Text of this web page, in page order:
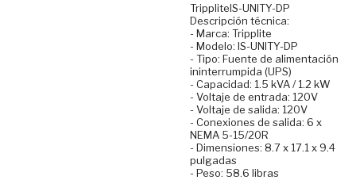
TrippliteIS-UNITY-DP
Descripción técnica:
- Marca: Tripplite
- Modelo: IS-UNITY-DP
- Tipo: Fuente de alimentación
ininterrumpida (UPS)
- Capacidad: 1.5 kVA / 1.2 kW
- Voltaje de entrada: 120V
- Voltaje de salida: 120V
- Conexiones de salida: 6 x
NEMA 5-15/20R
- Dimensiones: 8.7 x 17.1 x 9.4
pulgadas
- Peso: 58.6 libras